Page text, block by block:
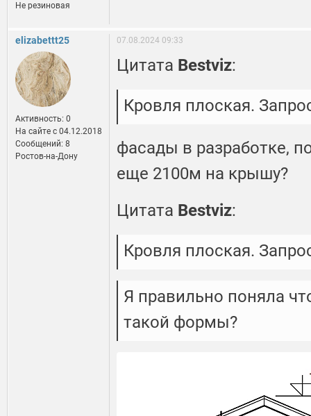
Не резиновая
elizabettt25
Активность: 0
На сайте c 04.12.2018
Сообщений: 8
Ростов-на-Дону
07.08.2024 09:33
Цитата Bestviz:
Кровля плоская.
фасады в разработке,
еще 2100м на крышу?
Цитата Bestviz:
Кровля плоская.
Я правильно поняла
такой формы?